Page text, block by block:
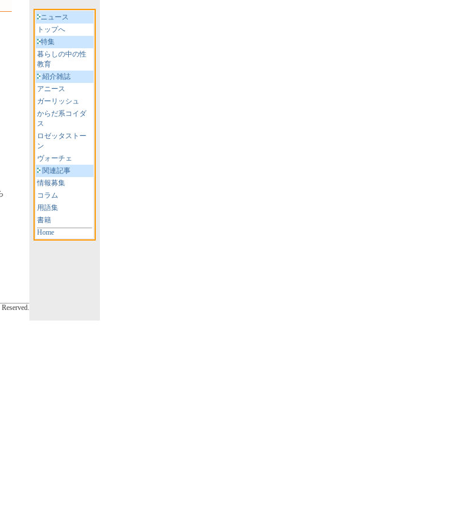
ニュース
トップへ
特集
暮らしの中の性
教育
紹介雑誌
アニース
ガーリッシュ
からだ系コイダ
ス
ロゼッタストー
ン
ヴォーチェ
関連記事
情報募集
コラム
用語集
書籍
Home